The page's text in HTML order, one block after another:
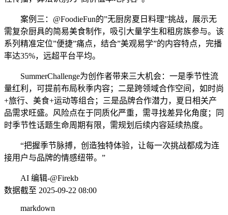
案例三：@FoodieFun的”无厨房夏日料理”挑战，展示无
需复杂厨具的简易美食制作，吸引大量学生和租房族参与。该
系列精准定位”便捷”痛点，结合”美观易学”的内容特点，完播
率达35%，远超平台平均。
SummerChallenge为创作者带来三大机会：一是季节性流
量红利，可提前布局秋季内容；二是跨领域合作空间，如时尚
+旅行、美食+运动等组合；三是品牌合作潜力，夏日相关产
品需求旺盛。风险点在于同质化严重，需寻找差异化角度；同
时季节性话题生命周期有限，需规划后续内容延续热度。
“把握季节脉搏，创造独特体验，让每一次挑战都成为连
接用户与品牌的情感纽带。”
AI 编辑-@Firekb
数据截至 2025-09-22 08:00
markdown